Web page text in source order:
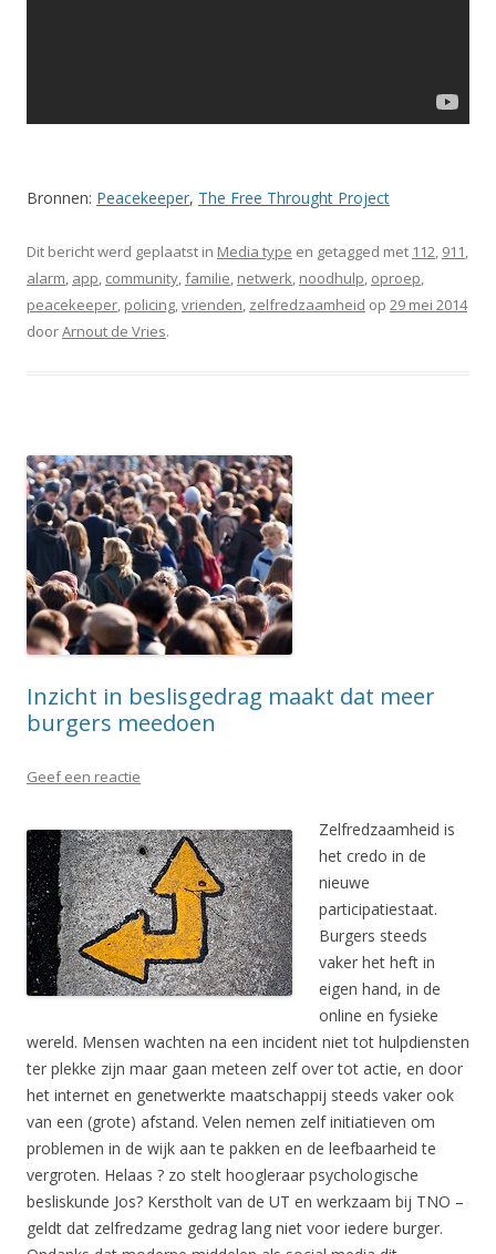
Bronnen: Peacekeeper, The Free Throught Project
Dit bericht werd geplaatst in Media type en getagged met 112, 911,
alarm, app, community,familie, netwerk, noodhulp, oproep,
peacekeeper, policing,vrienden, zelfredzaamheid op 29 mei 2014
doorArnout de Vries.
Inzicht in beslisgedrag maakt dat meer
burgers meedoen
Geef een reactie
Zelfredzaamheid is
het credo in de
nieuwe
participatiestaat.
Burgers steeds
vaker het heft in
eigen hand, in de
online en fysieke
wereld. Mensen wachten na een incident niet tot hulpdiensten
ter plekke zijn maar gaan meteen zelf over tot actie, en door
het internet en genetwerkte maatschappij steeds vaker ook
van een (grote) afstand. Velen nemen zelf initiatieven om
problemen in de wijk aan te pakken en de leefbaarheid te
vergroten. Helaas ? zo stelt hoogleraar psychologische
besliskunde Jos? Kerstholt van de UT en werkzaam bij TNO –
geldt dat zelfredzame gedrag lang niet voor iedere burger.